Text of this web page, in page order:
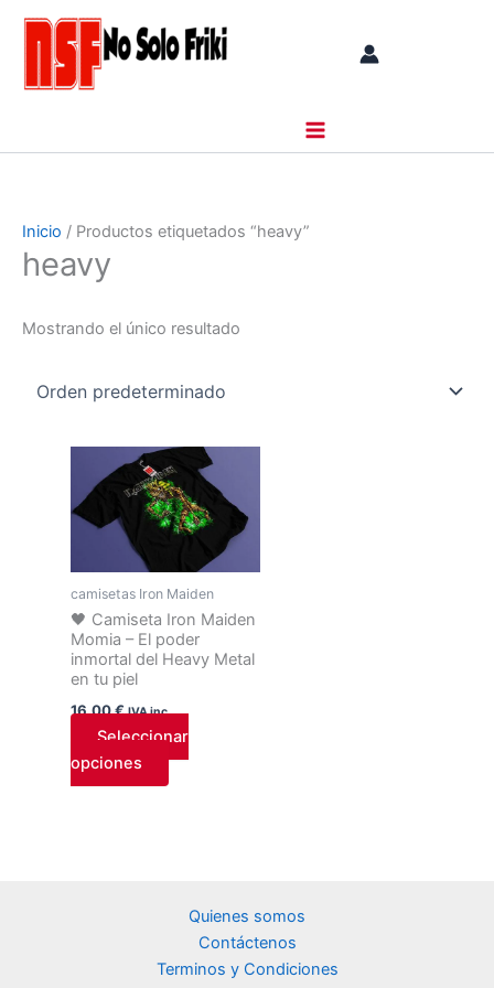
contenido
Inicio / Productos etiquetados “heavy”
heavy
Mostrando el único resultado
camisetas Iron Maiden
🖤 Camiseta Iron Maiden
Momia – El poder
inmortal del Heavy Metal
en tu piel
16,00€ IVA inc.
Seleccionar
opciones
producto
tiene
múltiples
variantes.
Las
opciones
se
pueden
la
Quienes somos
Contáctenos
Terminos y Condiciones